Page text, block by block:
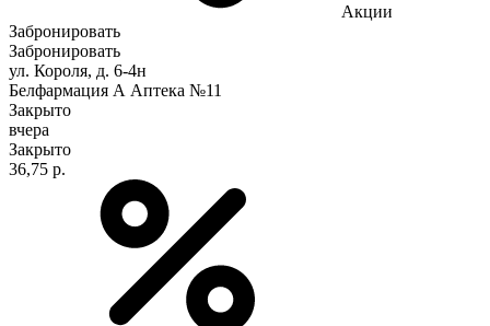
Акции
Забронировать
Забронировать
ул. Короля, д. 6-4н
Белфармация А Аптека №11
Закрыто
вчера
Закрыто
36,75 р.